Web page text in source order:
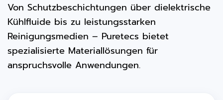
Von Schutzbeschichtungen über dielektrische
Kühlfluide bis zu leistungsstarken
Reinigungsmedien – Puretecs bietet
spezialisierte Materiallösungen für
anspruchsvolle Anwendungen.